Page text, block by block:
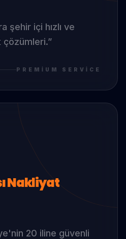
şehir içi hızlı ve
çözümleri.”
PREMIUM SERVICE
Nakliyat
20 iline güvenli